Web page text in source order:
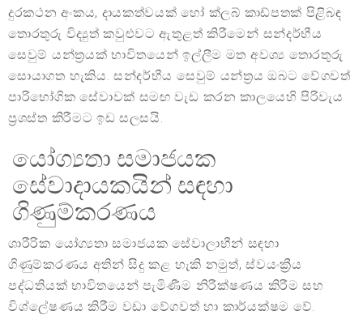
දුරකථන අංකය, දායකත්වයක් හෝ ක්ලබ් කාඩ්පතක් පිළිබඳ
තොරතුරු විද්‍යුත් කවුළුවට ඇතුළත් කිරීමෙන් සන්දර්භීය
සෙවුම් යන්ත්‍රයක් භාවිතයෙන් ඉල්ලීම මත අවශ්‍ය තොරතුරු
සොයාගත හැකිය. සන්දර්භීය සෙවුම් යන්ත්‍රය ඔබට වේගවත්
පාරිභෝගික සේවාවක් සමඟ වැඩ කරන කාලයෙහි පිරිවැය
ප්‍රශස්ත කිරීමට ඉඩ සලසයි.
යෝග්‍යතා සමාජයක
සේවාදායකයින් සඳහා
ගිණුම්කරණය
ශාරීරික යෝග්‍යතා සමාජයක සේවාලාභීන් සඳහා
ගිණුම්කරණය අතින් සිදු කළ හැකි නමුත්, ස්වයංක්‍රීය
පද්ධතියක් භාවිතයෙන් පැමිණීම නිරීක්ෂණය කිරීම සහ
විශ්ලේෂණය කිරීම වඩා වේගවත් හා කාර්යක්ෂම වේ.